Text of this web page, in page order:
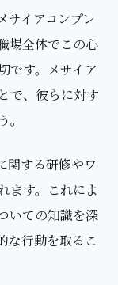
サイアコンプレ
場全体でこの心
です。メサイア
で、彼らに対す
関する研修やワ
ます。これによ
いての知識を深
な行動を取るこ